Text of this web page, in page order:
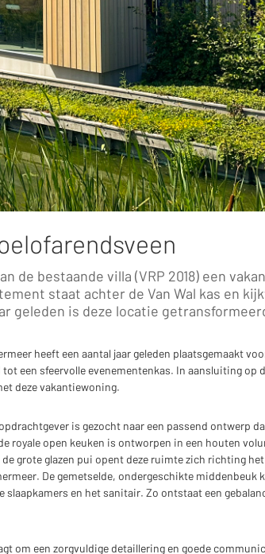
de bestaande villa (VRP 2018) een
staat achter de Van Wal kas en
geleden is deze locatie
heeft een aantal jaar geleden plaatsgemaakt
een sfeervolle evenementenkas. In aansluiting op
deze vakantiewoning.
is gezocht naar een passend ontwerp
royale open keuken is ontworpen in een houten
grote glazen pui opent deze ruimte zich richting
De gemetselde, ondergeschikte middenbeuk
slaapkamers en het sanitair. Zo ontstaat een
om een zorgvuldige detaillering en goede